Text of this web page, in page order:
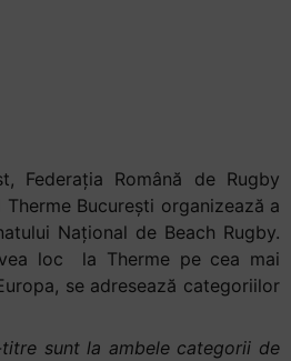
Federația Română de Rugby
București organizează a
Național de Beach Rugby.
loc la Therme pe cea mai
se adresează categoriilor
sunt la ambele categorii de